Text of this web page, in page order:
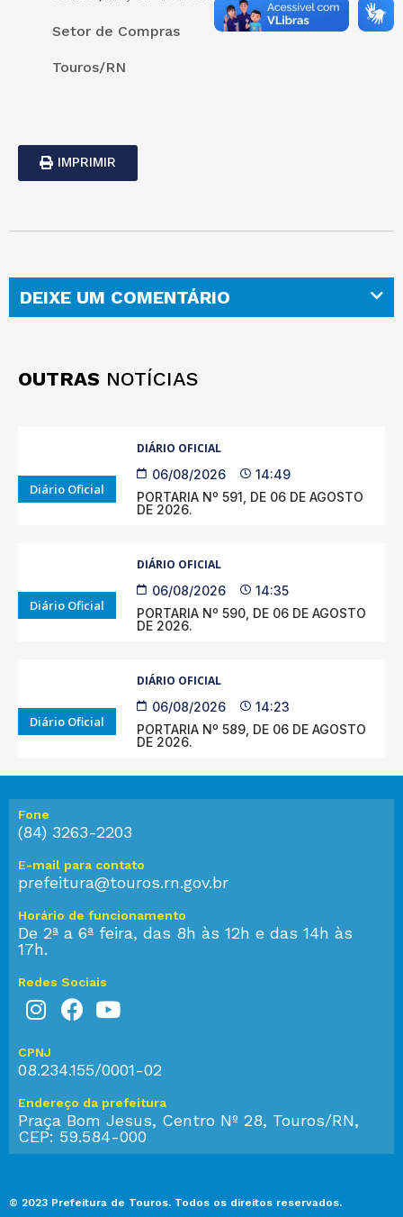
Setor de Compras
Touros/RN
IMPRIMIR
DEIXE UM COMENTÁRIO
OUTRAS NOTÍCIAS
Diário Oficial
DIÁRIO OFICIAL
06/08/2026
14:49
PORTARIA Nº 591, DE 06 DE AGOSTO
DE 2026.
Diário Oficial
DIÁRIO OFICIAL
06/08/2026
14:35
PORTARIA Nº 590, DE 06 DE AGOSTO
DE 2026.
Diário Oficial
DIÁRIO OFICIAL
06/08/2026
14:23
PORTARIA Nº 589, DE 06 DE AGOSTO
DE 2026.
Fone
(84) 3263-2203
E-mail para contato
prefeitura@touros.rn.gov.br
Horário de funcionamento
De 2ª a 6ª feira, das 8h às 12h e das 14h às
17h.
Redes Sociais
CPNJ
08.234.155/0001-02
Endereço da prefeitura
Praça Bom Jesus, Centro Nº 28, Touros/RN,
CEP: 59.584-000
© 2023 Prefeitura de Touros. Todos os direitos reservados.